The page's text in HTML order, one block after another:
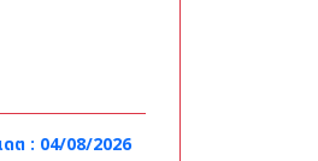
ดต : 04/08/2026